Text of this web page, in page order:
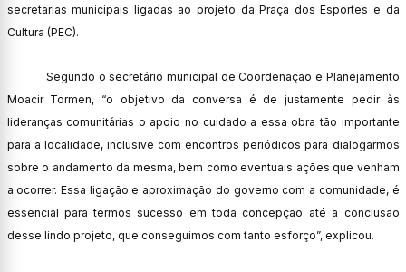
secretarias municipais ligadas ao projeto da Praça dos Esportes e da
Cultura (PEC).
Segundo o secretário municipal de Coordenação e Planejamento
Moacir Tormen, “o objetivo da conversa é de justamente pedir às
lideranças comunitárias o apoio no cuidado a essa obra tão importante
para a localidade, inclusive com encontros periódicos para dialogarmos
sobre o andamento da mesma, bem como eventuais ações que venham
a ocorrer. Essa ligação e aproximação do governo com a comunidade, é
essencial para termos sucesso em toda concepção até a conclusão
desse lindo projeto, que conseguimos com tanto esforço”, explicou.